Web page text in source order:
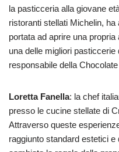
la pasticceria alla giovane
ristoranti stellati Michelin, ha
portata ad aprire una
una delle migliori
responsabile della
Loretta Fanella: la chef
presso le cucine stellate di
Attraverso queste
raggiunto standard estetici